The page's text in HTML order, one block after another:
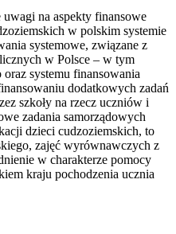
na aspekty finansowe
w polskim systemie
systemowe, związane z
w Polsce – w tym
systemu finansowania
dodatkowych zadań
szkoły na rzecz uczniów i
zadania samorządowych
dzieci cudzoziemskich, to
zajęć wyrównawczych z
w charakterze pomocy
kraju pochodzenia ucznia